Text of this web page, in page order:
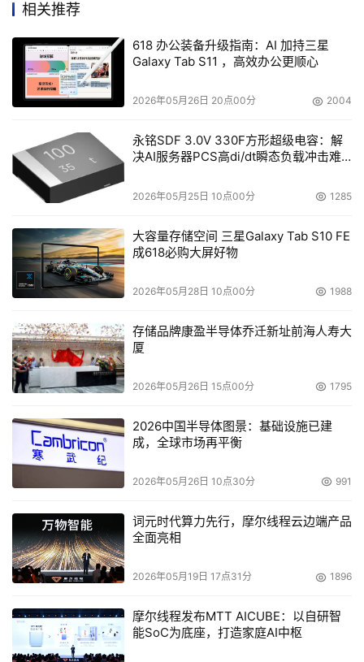
大会期间，vivo在展会现场搭建了 5G 生活体验馆。展馆
体验空间，涵盖了毫米波技术、vivo AR眼镜产品、120W
超快闪充黑科技、Jovi 智慧生活、AI 技术应用等，吸引了
现场众多观众围观互动。
vivo通信研究院院长秦飞在出席大会高峰论坛时表示，突如
其来的疫情没有打乱我国5G快速发展的步伐，网络基础设
施建设及用户发展都超出了预期，vivo作为终端公司积极拥
抱5G，持续致力于为消费者提供极致的软硬件体验，并基
的发展进入关键期，vivo愿意携手行业伙伴，把5G终端、
交互体验等做好，并以开放的姿态与行业合作，共同推动
5G繁荣。
我国5G高速发展，vivo持续致力5G终端普及
5G正式商用一年多以来，目前中国已建成全球规模最大的
5G网络，根据最新数据，5G基站数量近70万个。中国5G
用户发展同样发展迅速，据全球移动通信系统协会(GSMA)
最新发表的报告指出，中国5G连接量全球领先，并将于本
年底达到2亿用户，占全球总5G连接量85%。
续5个月 超60% ，5G手机价格已下探至千元档。
相关推荐
618 办公装备升级指南：AI 加持三星
Galaxy Tab S11 ，高效办公更顺心
2026年05月26日 20点00分 2004
永铭SDF 3.0V 330F方形超级电容：解
决AI服务器PCS高di/dt瞬态负载冲击难
2026年05月25日 10点00分 1285
大容量存储空间 三星Galaxy Tab S10 FE
成618必购大屏好物
2026年05月28日 10点00分 1988
存储品牌康盈半导体乔迁新址前海人寿大
厦
2026年05月26日 15点00分 1795
2026中国半导体图景：基础设施已建
成，全球市场再平衡
2026年05月26日 10点30分 991
词元时代算力先行，摩尔线程云边端产品
全面亮相
2026年05月19日 17点31分 1896
摩尔线程发布MTT AICUBE：以自研智
能SoC为底座，打造家庭AI中枢